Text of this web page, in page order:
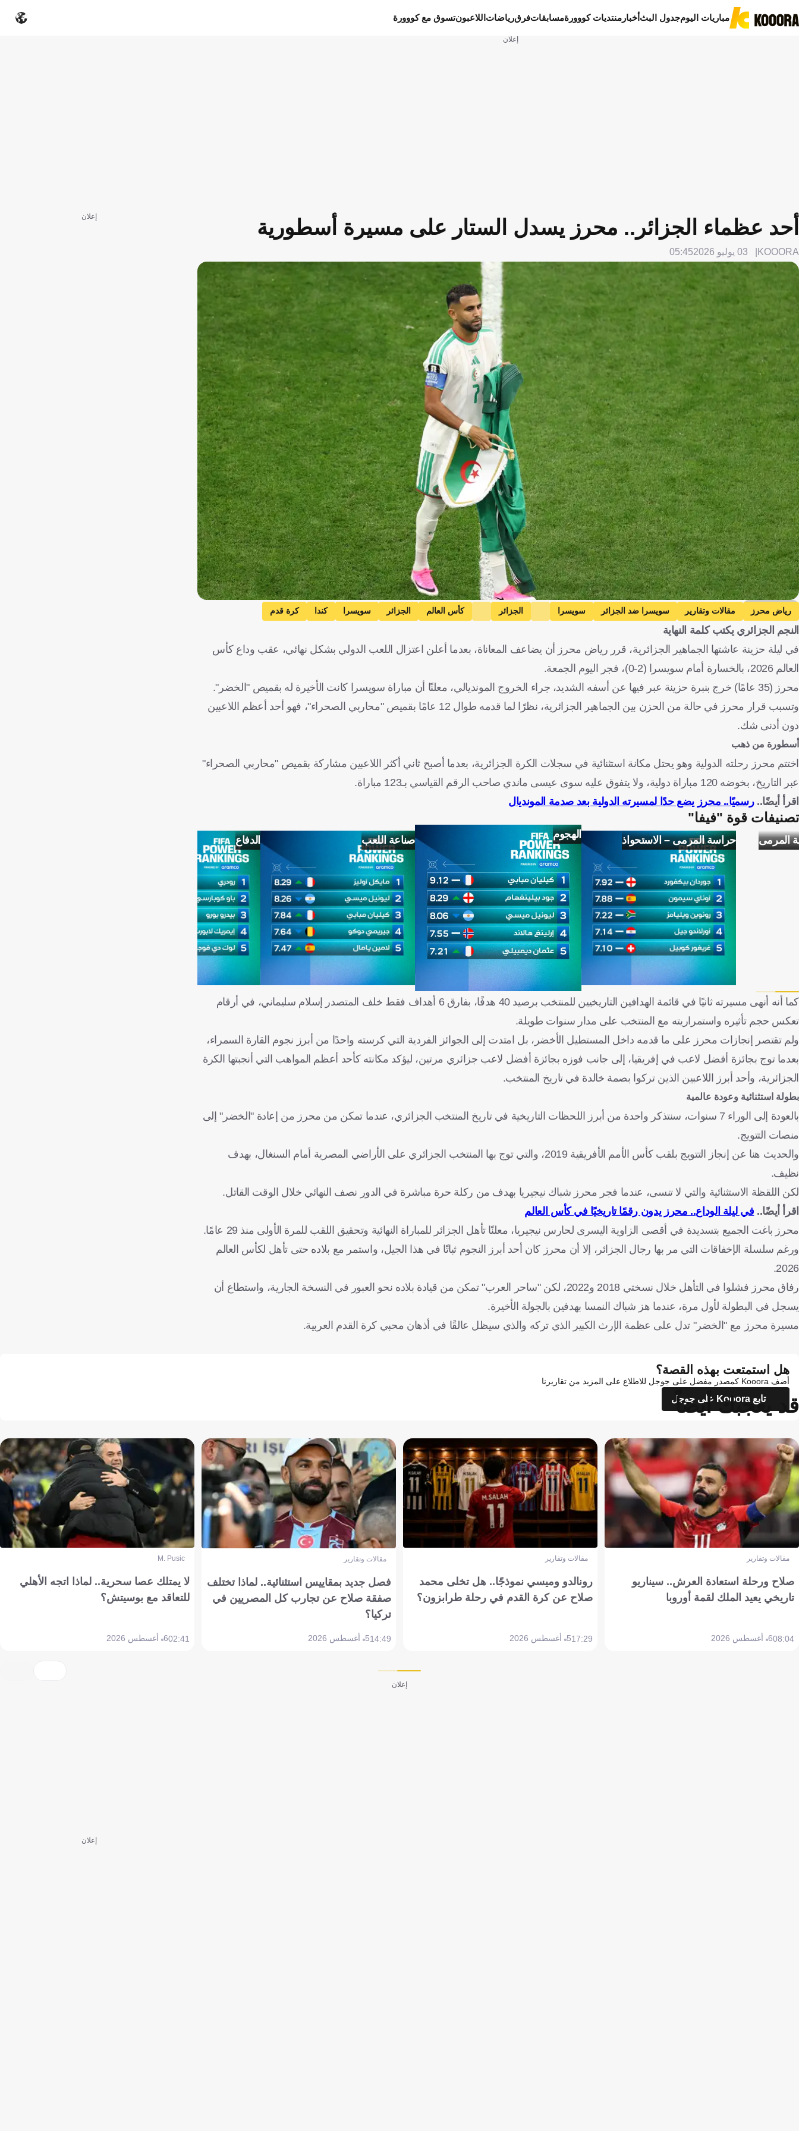
مباريات اليومجدول البثأخبار منتديات كووورةمسابقاتفرقرياضات اللاعبونتسوق مع كووورة
إعلان
أحد عظماء الجزائر.. محرز يسدل الستار على مسيرة أسطورية
KOOORA 03 يوليو 2026 05:45
Getty Images
رياض محرز مقالات وتقارير سويسرا ضد الجزائر سويسرا الجزائر كأس العالم الجزائر سويسرا كندا كرة قدم
النجم الجزائري يكتب كلمة النهاية
في ليلة حزينة عاشتها الجماهير الجزائرية، قرر رياض محرز أن يضاعف المعاناة، بعدما أعلن اعتزال اللعب الدولي بشكل نهائي، عقب وداع كأس
العالم 2026، بالخسارة أمام سويسرا (2-0)، فجر اليوم الجمعة.
محرز (35 عامًا) خرج بنبرة حزينة عبر فيها عن أسفه الشديد، جراء الخروج المونديالي، معلنًا أن مباراة سويسرا كانت الأخيرة له بقميص "الخضر".
وتسبب قرار محرز في حالة من الحزن بين الجماهير الجزائرية، نظرًا لما قدمه طوال 12 عامًا بقميص "محاربي الصحراء"، فهو أحد أعظم اللاعبين
دون أدنى شك.
أسطورة من ذهب
اختتم محرز رحلته الدولية وهو يحتل مكانة استثنائية في سجلات الكرة الجزائرية، بعدما أصبح ثاني أكثر اللاعبين مشاركة بقميص "محاربي الصحراء"
عبر التاريخ، بخوضه 120 مباراة دولية، ولا يتفوق عليه سوى عيسى ماندي صاحب الرقم القياسي بـ123 مباراة.
اقرأ أيضًا..رسميًا.. محرز يضع حدًا لمسيرته الدولية بعد صدمة المونديال
تصنيفات قوة "فيفا"
المرمى حراسة المرمى – الاستحواذ الهجوم صناعة اللعب الدفاع
كما أنه أنهى مسيرته ثانيًا في قائمة الهدافين التاريخيين للمنتخب برصيد 40 هدفًا، بفارق 6 أهداف فقط خلف المتصدر إسلام سليماني، في أرقام
تعكس حجم تأثيره واستمراريته مع المنتخب على مدار سنوات طويلة.
ولم تقتصر إنجازات محرز على ما قدمه داخل المستطيل الأخضر، بل امتدت إلى الجوائز الفردية التي كرسته واحدًا من أبرز نجوم القارة السمراء،
بعدما توج بجائزة أفضل لاعب في إفريقيا، إلى جانب فوزه بجائزة أفضل لاعب جزائري مرتين، ليؤكد مكانته كأحد أعظم المواهب التي أنجبتها الكرة
الجزائرية، وأحد أبرز اللاعبين الذين تركوا بصمة خالدة في تاريخ المنتخب.
بطولة استثنائية وعودة عالمية
بالعودة إلى الوراء 7 سنوات، سنتذكر واحدة من أبرز اللحظات التاريخية في تاريخ المنتخب الجزائري، عندما تمكن من محرز من إعادة "الخضر" إلى
منصات التتويج.
والحديث هنا عن إنجاز التتويج بلقب كأس الأمم الأفريقية 2019، والتي توج بها المنتخب الجزائري على الأراضي المصرية أمام السنغال، بهدف
نظيف.
لكن اللقظة الاستثنائية والتي لا تنسى، عندما فجر محرز شباك نيجيريا بهدف من ركلة حرة مباشرة في الدور نصف النهائي خلال الوقت القاتل.
اقرأ أيضًا.. في ليلة الوداع.. محرز يدون رقمًا تاريخيًا في كأس العالم
محرز باغت الجميع بتسديدة في أقصى الزاوية اليسرى لحارس نيجيريا، معلنًا تأهل الجزائر للمباراة النهائية وتحقيق اللقب للمرة الأولى منذ 29 عامًا.
ورغم سلسلة الإخفاقات التي مر بها رجال الجزائر، إلا أن محرز كان أحد أبرز النجوم ثباتًا في هذا الجيل، واستمر مع بلاده حتى تأهل لكأس العالم
2026.
رفاق محرز فشلوا في التأهل خلال نسختي 2018 و2022، لكن "ساحر العرب" تمكن من قيادة بلاده نحو العبور في النسخة الجارية، واستطاع أن
يسجل في البطولة لأول مرة، عندما هز شباك النمسا بهدفين بالجولة الأخيرة.
مسيرة محرز مع "الخضر" تدل على عظمة الإرث الكبير الذي تركه والذي سيظل عالقًا في أذهان محبي كرة القدم العربية.
إعلان
هل استمتعت بهذه القصة؟
أضف Kooora كمصدر مفضل على جوجل للاطلاع على المزيد من تقاريرنا
تابع Kooora على جوجل
قد يعجبك أيضاً
مقالات وتقارير
صلاح ورحلة استعادة العرش.. سيناريو
تاريخي يعيد الملك لقمة أوروبا
08:046 أغسطس 2026
مقالات وتقارير
رونالدو وميسي نموذجًا.. هل تخلى محمد
صلاح عن كرة القدم في رحلة طرابزون؟
17:295 أغسطس 2026
مقالات وتقارير
فصل جديد بمقاييس استثنائية.. لماذا تختلف
صفقة صلاح عن تجارب كل المصريين في
تركيا؟
14:495 أغسطس 2026
M. Pusic
لا يمتلك عصا سحرية.. لماذا اتجه الأهلي
للتعاقد مع بوسيتش؟
02:416 أغسطس 2026
إعلان
إعلان